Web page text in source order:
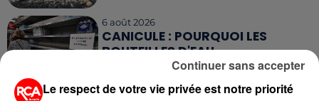
6 août 2026
CANICULE : POURQUOI LES
BOUTEILLES D'EAU
DISPARAISSENT DES RAYONS...
Le respect de votre vie privée est notre priorité
Continuer sans accepter